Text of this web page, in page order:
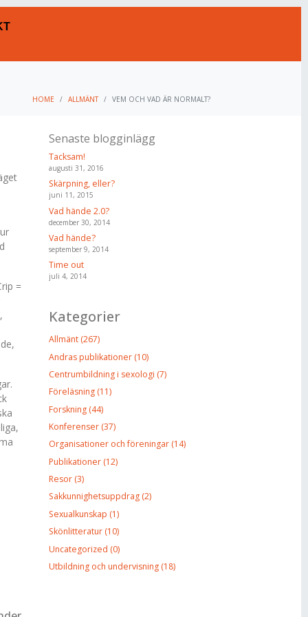
HOME ALLMÄNT VEM OCH VAD ÄR NORMALT?
=
Senaste blogginlägg
Tacksam!
augusti 31, 2016
Skärpning, eller?
juni 11, 2015
Vad hände 2.0?
december 30, 2014
Vad hände?
september 9, 2014
Time out
juli 4, 2014
Kategorier
Allmänt (267)
Andras publikationer (10)
Centrumbildning i sexologi (7)
Föreläsning (11)
Forskning (44)
Konferenser (37)
Organisationer och föreningar (14)
Publikationer (12)
Resor (3)
Sakkunnighetsuppdrag (2)
Sexualkunskap (1)
Skönlitteratur (10)
Uncategorized (0)
Utbildning och undervisning (18)